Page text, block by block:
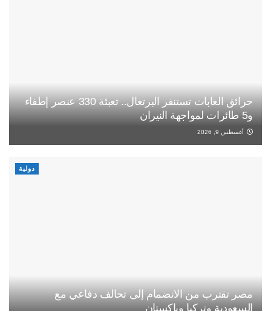
حرائق الغابات تستنفر البرتغال.. تعبئة 330 عنصر إطفاء
و5 طائرات لمواجهة النيران
أغسطس 9, 2026
دولية
مصر تقترب من الانضمام إلى تحالف دفاعي مع
السعودية وتركيا وباكستان